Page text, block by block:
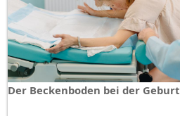
Der Beckenboden bei der Geburt